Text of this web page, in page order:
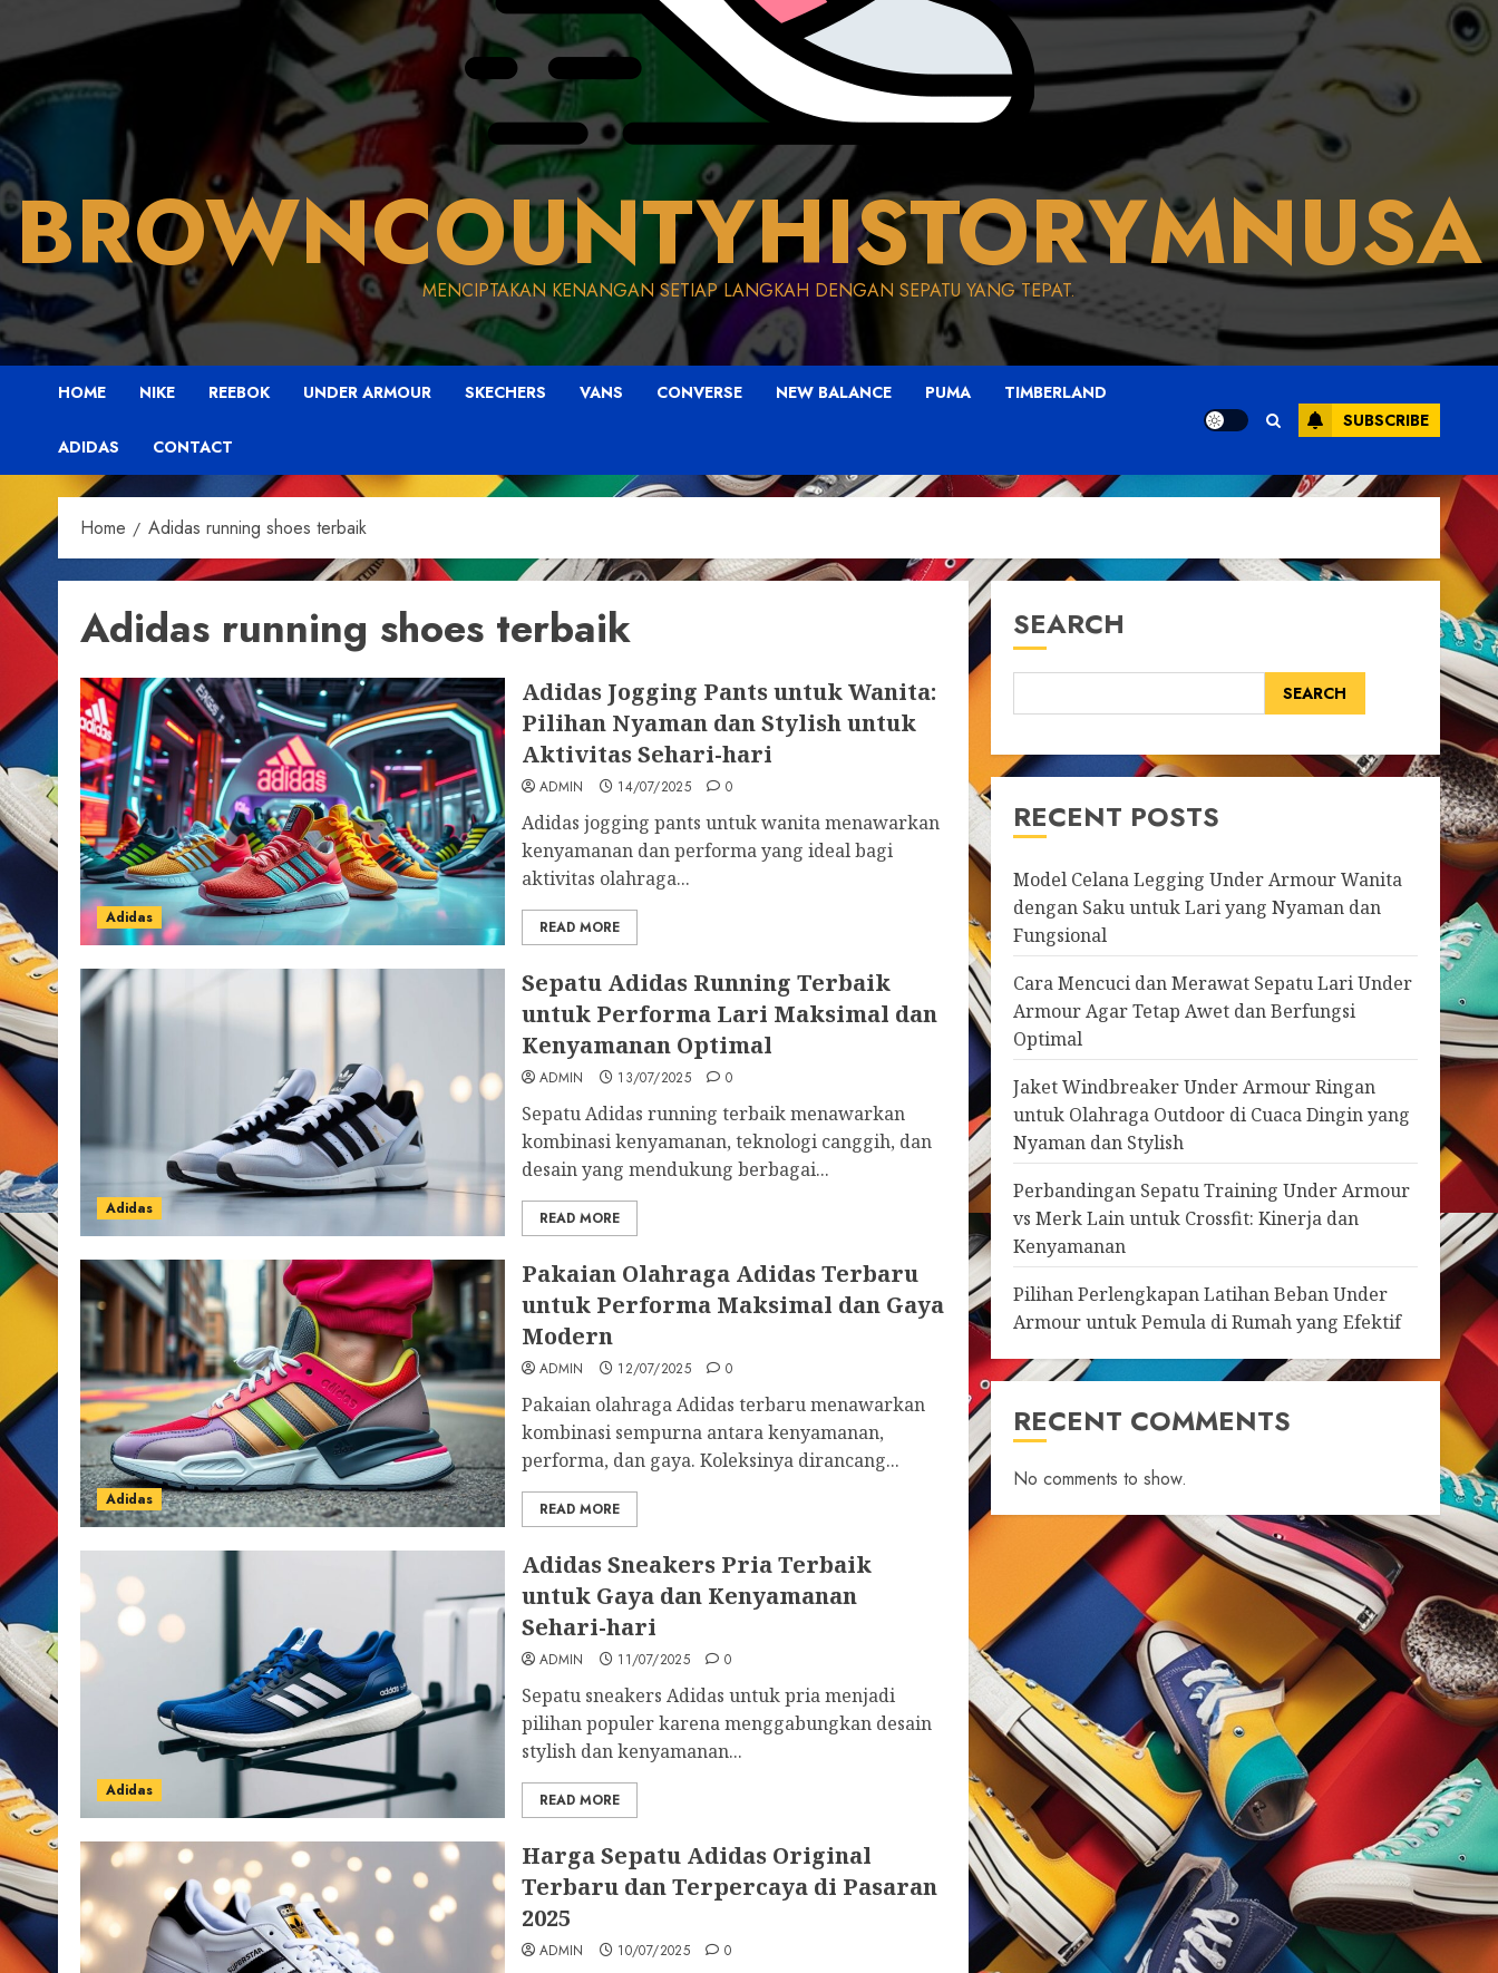
BROWNCOUNTYHISTORYMNUSA
MENCIPTAKAN KENANGAN SETIAP LANGKAH DENGAN SEPATU YANG TEPAT.
HOME NIKE REEBOK UNDER ARMOUR SKECHERS VANS CONVERSE NEW BALANCE PUMA TIMBERLAND
ADIDAS CONTACT
SUBSCRIBE
Home Adidas running shoes terbaik
Adidas running shoes terbaik
Adidas
Adidas Jogging Pants untuk Wanita:
Pilihan Nyaman dan Stylish untuk
Aktivitas Sehari-hari
ADMIN 14/07/2025 0
Adidas jogging pants untuk wanita menawarkan
kenyamanan dan performa yang ideal bagi
aktivitas olahraga...
READ MORE
Adidas
Sepatu Adidas Running Terbaik
untuk Performa Lari Maksimal dan
Kenyamanan Optimal
ADMIN 13/07/2025 0
Sepatu Adidas running terbaik menawarkan
kombinasi kenyamanan, teknologi canggih, dan
desain yang mendukung berbagai...
READ MORE
Adidas
Pakaian Olahraga Adidas Terbaru
untuk Performa Maksimal dan Gaya
Modern
ADMIN 12/07/2025 0
Pakaian olahraga Adidas terbaru menawarkan
kombinasi sempurna antara kenyamanan,
performa, dan gaya. Koleksinya dirancang...
READ MORE
Adidas
Adidas Sneakers Pria Terbaik
untuk Gaya dan Kenyamanan
Sehari-hari
ADMIN 11/07/2025 0
Sepatu sneakers Adidas untuk pria menjadi
pilihan populer karena menggabungkan desain
stylish dan kenyamanan...
READ MORE
Harga Sepatu Adidas Original
Terbaru dan Terpercaya di Pasaran
2025
ADMIN 10/07/2025 0
SEARCH
SEARCH
RECENT POSTS
Model Celana Legging Under Armour Wanita
dengan Saku untuk Lari yang Nyaman dan
Fungsional
Cara Mencuci dan Merawat Sepatu Lari Under
Armour Agar Tetap Awet dan Berfungsi
Optimal
Jaket Windbreaker Under Armour Ringan
untuk Olahraga Outdoor di Cuaca Dingin yang
Nyaman dan Stylish
Perbandingan Sepatu Training Under Armour
vs Merk Lain untuk Crossfit: Kinerja dan
Kenyamanan
Pilihan Perlengkapan Latihan Beban Under
Armour untuk Pemula di Rumah yang Efektif
RECENT COMMENTS
No comments to show.